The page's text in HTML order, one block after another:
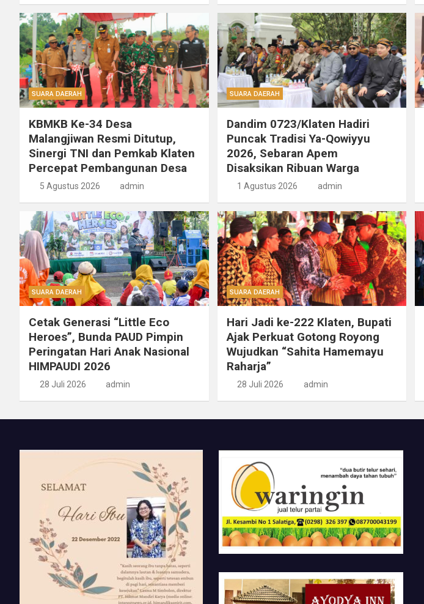
SUARA DAERAH
KBMKB Ke-34 Desa
Malangjiwan Resmi Ditutup,
Sinergi TNI dan Pemkab Klaten
Percepat Pembangunan Desa
5 Agustus 2026 admin
SUARA DAERAH
Dandim 0723/Klaten Hadiri
Puncak Tradisi Ya-Qowiyyu
2026, Sebaran Apem
Disaksikan Ribuan Warga
1 Agustus 2026 admin
SUARA DAERAH
Cetak Generasi “Little Eco
Heroes”, Bunda PAUD Pimpin
Peringatan Hari Anak Nasional
HIMPAUDI 2026
28 Juli 2026 admin
SUARA DAERAH
Hari Jadi ke-222 Klaten, Bupati
Ajak Perkuat Gotong Royong
Wujudkan “Sahita Hamemayu
Raharja”
28 Juli 2026 admin